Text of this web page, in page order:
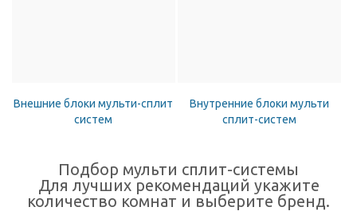
Внешние блоки мульти-сплит
систем
Внутренние блоки мульти
сплит-систем
Подбор мульти сплит-системы
Для лучших рекомендаций укажите
количество комнат и выберите бренд.